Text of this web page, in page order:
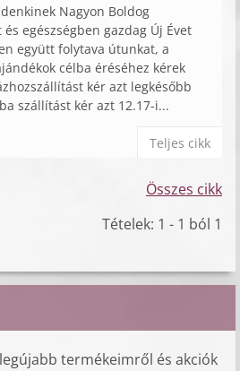
Nagyon Boldog
egészségben gazdag Új Évet
együtt folytava útunkat, a
célba éréséhez kérek
kér azt legkésőbb
szállítást kér azt 12.17-i...
Teljes cikk
Összes cikk
Tételek: 1 - 1 ból 1
termékeimről és akciók